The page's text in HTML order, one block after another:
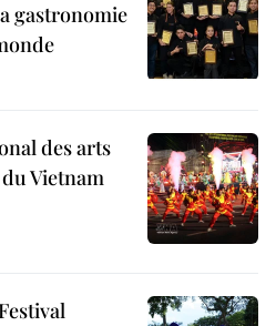
gastronomie
des arts
Vietnam